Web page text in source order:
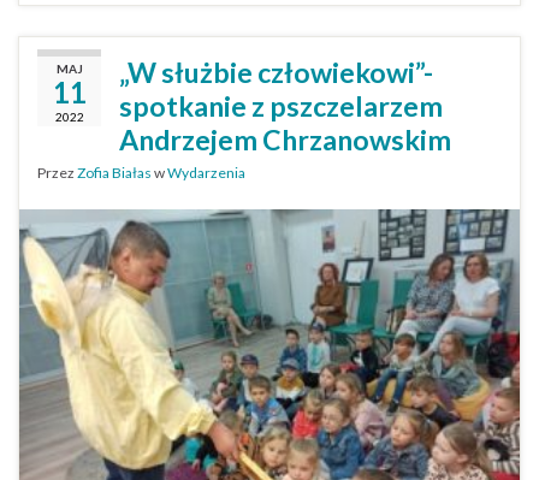
MAJ
11
2022
„W służbie człowiekowi”-
spotkanie z pszczelarzem
Andrzejem Chrzanowskim
Przez Zofia Białas wWydarzenia